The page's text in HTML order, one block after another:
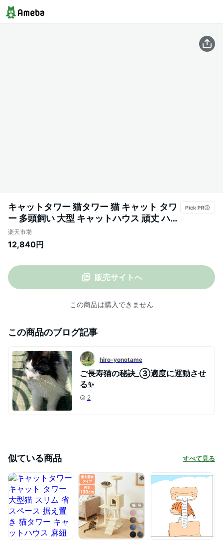
キャットタワー 猫タワー 猫 キャット タワ
ー 多頭飼い 大型 キャットハウス 頑丈 ハン
モック付 ペット タワー 据え置き 突っ張り
おもちゃ付き 麻紐 爪とぎ 爪研ぎ 猫タワー
ト用品
楽天市場
12,840円
販売サイトへ
この商品は購入できません
この商品のブログ記事
hiro-yonotame
ご長寿猫の秘訣_③適度に運動させ
る✨
2
似ている商品 すべて見る